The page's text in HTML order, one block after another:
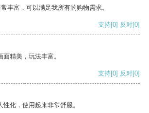
丰富，可以满足我所有的购物需求。
支持[0] 反对[0]
精美，玩法丰富。
支持[0] 反对[0]
化，使用起来非常舒服。